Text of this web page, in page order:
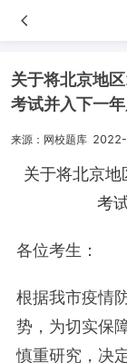
关于将北京地
考试并入下一
来源：网校题库
关于将北京地
考
各位考生：
根据我市疫情
势，为切实保
慎重研究，决